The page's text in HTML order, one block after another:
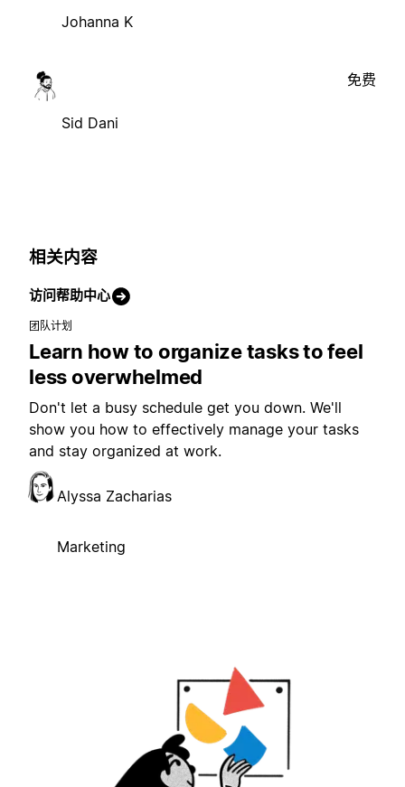
Johanna K
Sid Dani
免费
相关内容
访问帮助中心
团队计划
Learn how to organize tasks to feel
less overwhelmed
Don't let a busy schedule get you down. We'll
show you how to effectively manage your tasks
and stay organized at work.
Alyssa Zacharias
Marketing